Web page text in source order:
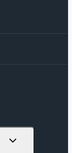
Untermenü